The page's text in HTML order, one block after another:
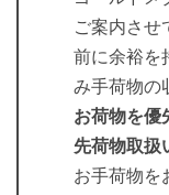
ご案内させ
前に余裕を
み手荷物の
お荷物を優
先荷物取扱
お手荷物を